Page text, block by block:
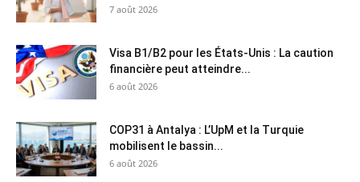
7 août 2026
Visa B1/B2 pour les États-Unis : La caution
financière peut atteindre...
6 août 2026
COP31 à Antalya : L’UpM et la Turquie
mobilisent le bassin...
6 août 2026